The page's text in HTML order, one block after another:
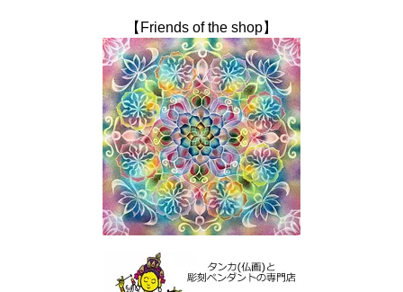
【Friends of the shop】